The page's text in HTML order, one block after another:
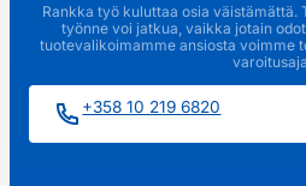
Rankka työ kuluttaa osia väistämättä.
työnne voi jatkua, vaikka jotain
tuotevalikoimamme ansiosta voimme
+358 10 219 6820